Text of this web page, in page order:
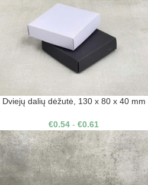
Dviejų dalių dėžutė, 130 x 80 x 40 mm
€0.54 -€0.61